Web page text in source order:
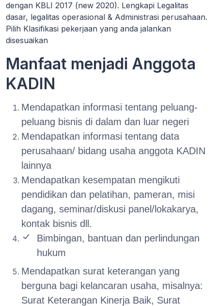
dengan KBLI 2017 (new 2020). Lengkapi Legalitas
dasar, legalitas operasional & Administrasi perusahaan.
Pilih Klasifikasi pekerjaan yang anda jalankan
disesuaikan
Manfaat menjadi Anggota
KADIN
Mendapatkan informasi tentang peluang-
peluang bisnis di dalam dan luar negeri
Mendapatkan informasi tentang data
perusahaan/ bidang usaha anggota KADIN
lainnya
Mendapatkan kesempatan mengikuti
pendidikan dan pelatihan, pameran, misi
dagang, seminar/diskusi panel/lokakarya,
kontak bisnis dll.
Bimbingan, bantuan dan perlindungan
hukum
Mendapatkan surat keterangan yang
berguna bagi kelancaran usaha, misalnya:
Surat Keterangan Kinerja Baik, Surat